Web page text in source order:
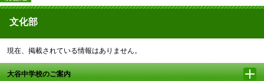
文化部
現在、掲載されている情報はありません。
大谷中学校のご案内